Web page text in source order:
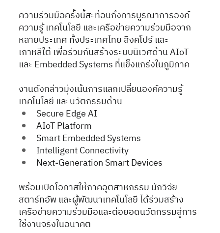
ความร่วมมือครั้งนี้สะท้อนถึงการบูรณาการองค์
ความรู้ เทคโนโลยี และเครือข่ายความร่วมมือจาก
หลายประเทศ ทั้งประเทศไทย สิงคโปร์ และ
เกาหลีใต้ เพื่อร่วมกันสร้างระบบนิเวศด้าน AIoT
และ Embedded Systems ที่แข็งแกร่งในภูมิภาค
งานดังกล่าวมุ่งเน้นการแลกเปลี่ยนองค์ความรู้
เทคโนโลยี และนวัตกรรมด้าน
Secure Edge AI
AIoT Platform
Smart Embedded Systems
Intelligent Connectivity
Next-Generation Smart Devices
พร้อมเปิดโอกาสให้ภาคอุตสาหกรรม นักวิจัย
สตาร์ทอัพ และผู้พัฒนาเทคโนโลยี ได้ร่วมสร้าง
เครือข่ายความร่วมมือและต่อยอดนวัตกรรมสู่การ
ใช้งานจริงในอนาคต